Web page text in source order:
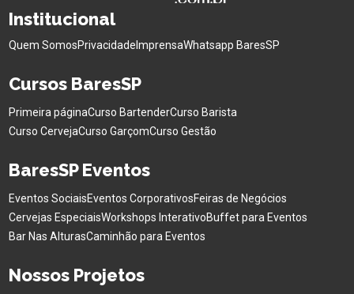
Institucional
Quem SomosPrivacidade ImprensaWhatsapp BaresSP
Cursos BaresSP
Primeira páginaCurso BartenderCurso Barista
Curso CervejaCurso GarçomCurso Gestão
BaresSP Eventos
Eventos SociaisEventos CorporativosFeiras de Negócios
Cervejas EspeciaisWorkshops InterativoBuffet para Eventos
Bar Nas AlturasCaminhão para Eventos
Nossos Projetos